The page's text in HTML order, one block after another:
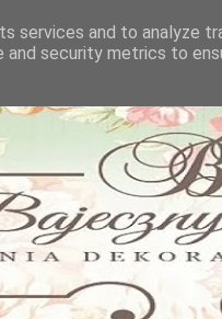
services and to analyze
security metrics to